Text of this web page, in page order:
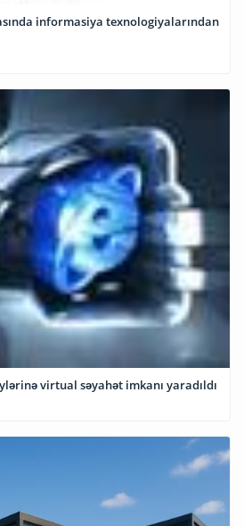
informasiya texnologiyalarından
virtual səyahət imkanı yaradıldı